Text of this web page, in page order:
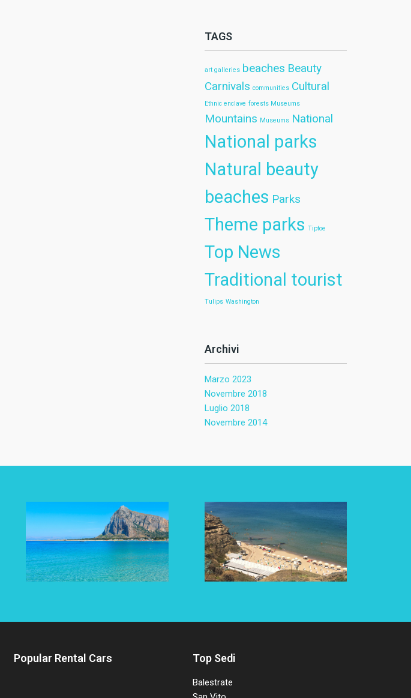
TAGS
art galleries beaches Beauty
Carnivals communities Cultural
Ethnic enclave forests Museums
Mountains Museums National
National parks
Natural beauty
beaches Parks
Theme parks Tiptoe
Top News
Traditional tourist
Tulips Washington
Archivi
Marzo 2023
Novembre 2018
Luglio 2018
Novembre 2014
Popular Rental Cars Top Sedi
Balestrate